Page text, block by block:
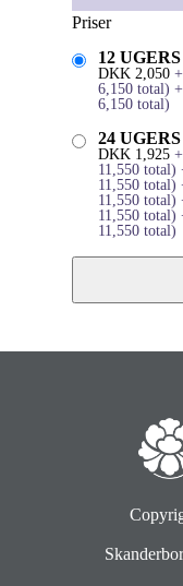
Priser
12
DKK 2,050 +
6,150 total) +
6,150 total)
24
DKK 1,925 +
11,550 total)
11,550 total)
11,550 total)
11,550 total)
11,550 total)